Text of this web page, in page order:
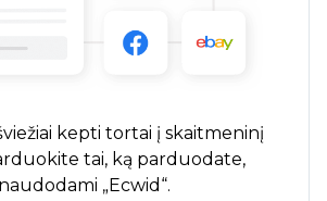
kepti tortai į skaitmeninį
tai, ką parduodate,
naudodami „Ecwid“.